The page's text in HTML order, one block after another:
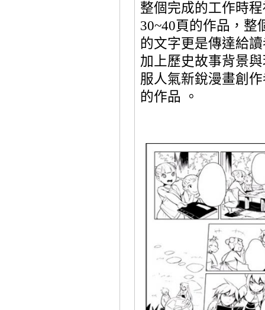
整個完成的工作時
30~40頁的作品，整
的文字更是傳達給
加上歷史故事背景
服人氣新銳漫畫創
的作品 。